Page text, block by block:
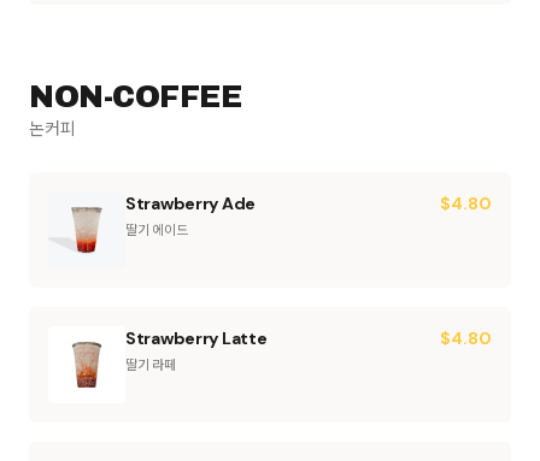
NON-COFFEE
논커피
Strawberry Ade
딸기 에이드
$4.80
Strawberry Latte
딸기 라떼
$4.80